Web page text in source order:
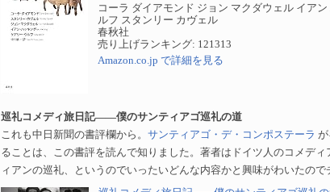
コーラ ダイアモンド ジョン マクダウェル イア
ルフ スタンリー カヴェル
春秋社
売り上げランキング: 121313
Amazon.co.jp で詳細を見る
巡礼コメディ旅日記——僕のサンティアゴ巡礼の道
これも中日新聞の書評欄から。 サンティアゴ・デ・コンポステーラ
ることは、この書評を読んで知りました。著者はドイツ人のコメデ
ィアンの巡礼、というのでいったいどんな内容かと興味がわいたので